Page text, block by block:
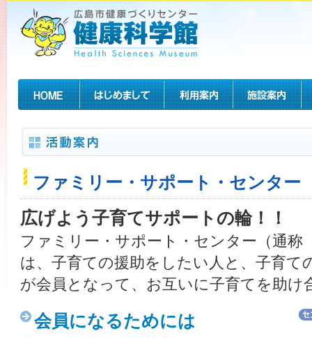
ファミリー・サポート・センター
広げよう子育てサポートの輪！！
ファミリー・サポート・センター（通称
は、子育ての援助をしたい人と、子育て
が会員となって、お互いに子育てを助け
会員になるためには